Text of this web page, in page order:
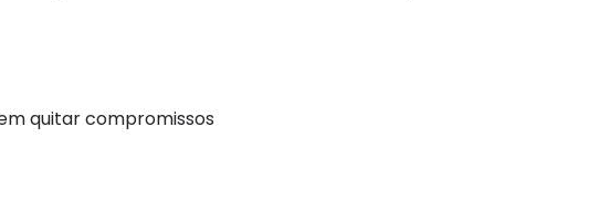
quitar compromissos